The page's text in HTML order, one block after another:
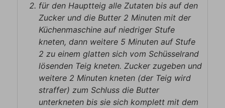
für den Hauptteig alle Zutaten bis auf den
Zucker und die Butter 2 Minuten mit der
Küchenmaschine auf niedriger Stufe
kneten, dann weitere 5 Minuten auf Stufe
2 zu einem glatten sich vom Schüsselrand
lösenden Teig kneten. Zucker zugeben und
weitere 2 Minuten kneten (der Teig wird
straffer) zum Schluss die Butter
unterkneten bis sie sich komplett mit dem